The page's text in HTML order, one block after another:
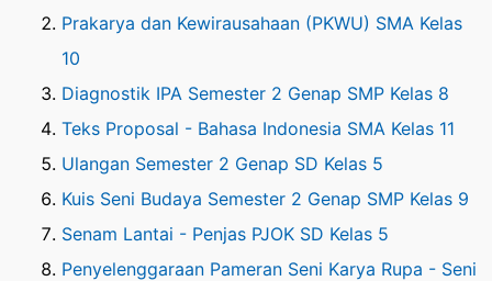
Prakarya dan Kewirausahaan (PKWU) SMA Kelas
10
Diagnostik IPA Semester 2 Genap SMP Kelas 8
Teks Proposal - Bahasa Indonesia SMA Kelas 11
Ulangan Semester 2 Genap SD Kelas 5
Kuis Seni Budaya Semester 2 Genap SMP Kelas 9
Senam Lantai - Penjas PJOK SD Kelas 5
Penyelenggaraan Pameran Seni Karya Rupa - Seni